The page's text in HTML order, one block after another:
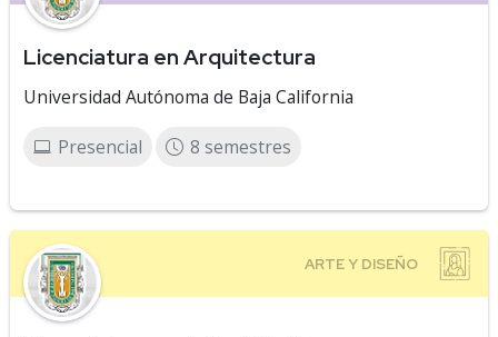
Licenciatura en Arquitectura
Universidad Autónoma de Baja California
Presencial 8 semestres